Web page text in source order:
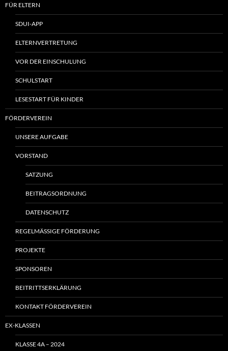
FÜR ELTERN
SDUI-APP
ELTERNVERTRETUNG
VOR DER EINSCHULUNG
SCHULSTART
LESESTART FÜR KINDER
FÖRDERVEREIN
UNSERE AUFGABE
VORSTAND
SATZUNG
BEITRAGSORDNUNG
DATENSCHUTZ
REGELMÄSSIGE FÖRDERUNG
PROJEKTE
SPONSOREN
BEITRITTSERKLÄRUNG
KONTAKT FÖRDERVEREIN
EX-KLASSEN
KLASSE 4A – 2024